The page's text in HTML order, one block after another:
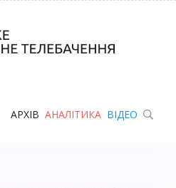
АРХІВ АНАЛІТИКА ВІДЕО